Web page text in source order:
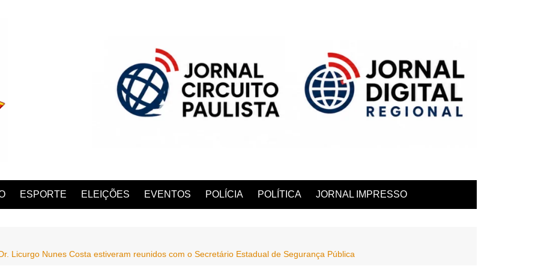
ESPORTE ELEIÇÕES EVENTOS POLÍCIA POLÍTICA JORNAL IMPRESSO
Licurgo Nunes Costa estiveram reunidos com o Secretário Estadual de Segurança Pública